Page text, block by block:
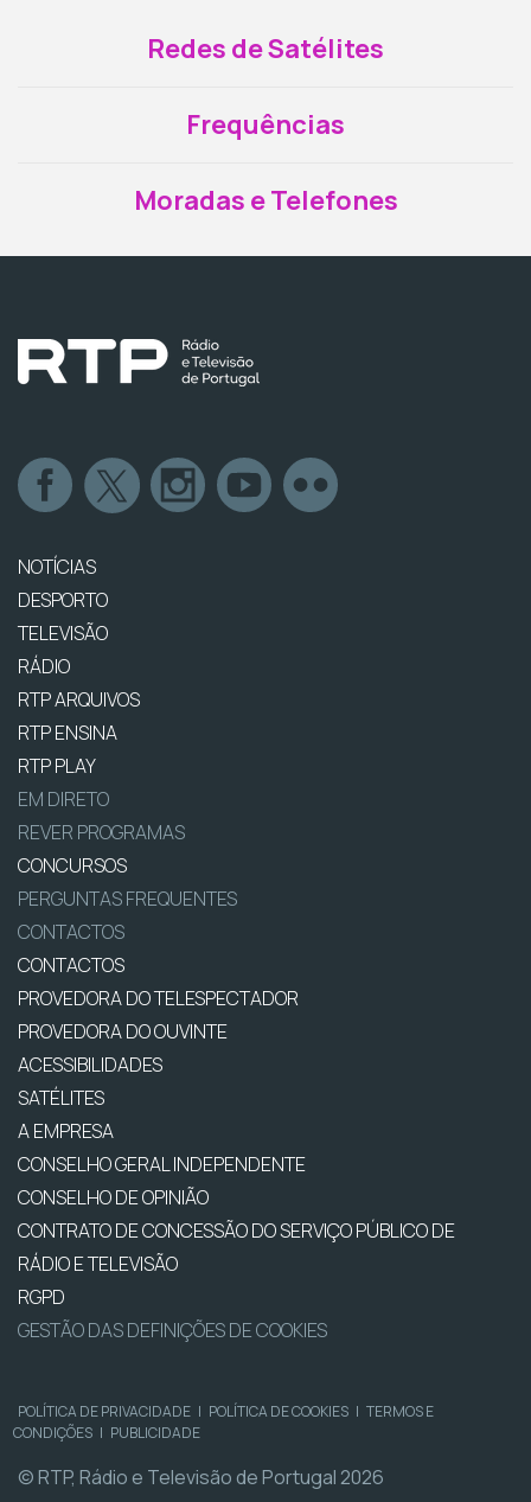
Redes de Satélites
Frequências
Moradas e Telefones
NOTÍCIAS
DESPORTO
TELEVISÃO
RÁDIO
RTP ARQUIVOS
RTP ENSINA
RTP PLAY
EM DIRETO
REVER PROGRAMAS
CONCURSOS
PERGUNTAS FREQUENTES
CONTACTOS
CONTACTOS
PROVEDORA DO TELESPECTADOR
PROVEDORA DO OUVINTE
ACESSIBILIDADES
SATÉLITES
A EMPRESA
CONSELHO GERAL INDEPENDENTE
CONSELHO DE OPINIÃO
CONTRATO DE CONCESSÃO DO SERVIÇO PÚBLICO DE
RÁDIO E TELEVISÃO
RGPD
GESTÃO DAS DEFINIÇÕES DE COOKIES
POLÍTICA DE PRIVACIDADE | POLÍTICA DE COOKIES | TERMOS E
CONDIÇÕES | PUBLICIDADE
© RTP, Rádio e Televisão de Portugal 2026